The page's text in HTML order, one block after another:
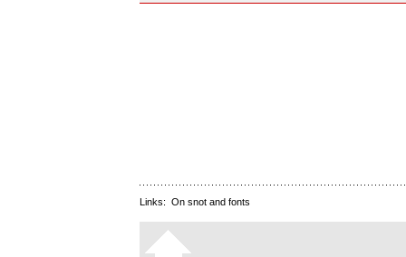
Links: On snot and fonts